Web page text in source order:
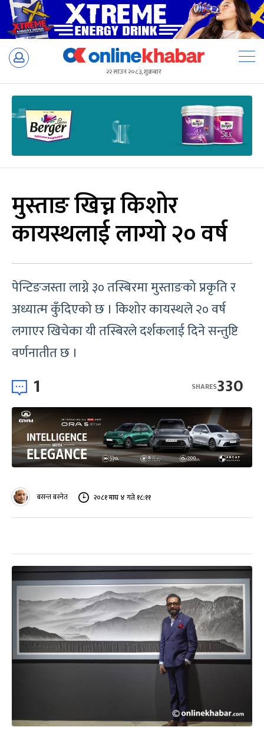
Skip
२२ साउन २०८३, शुक्रबार
मुस्ताङ खिच्न किशोर
कायस्थलाई लाग्यो २० वर्ष
पेन्टिङजस्ता लाग्ने ३० तस्बिरमा मुस्ताङको प्रकृति र
अध्यात्म कुँदिएको छ । किशोर कायस्थले २० वर्ष
लगाएर खिचेका यी तस्बिरले दर्शकलाई दिने सन्तुष्टि
वर्णनातीत छ ।
1 330
SHARES
बसन्त बस्नेत २०८१ माघ ४ गते १८:११